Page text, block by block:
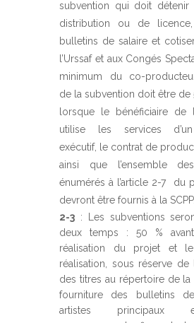
subvention qui doit
distribution ou de
bulletins de salaire et
l’Urssaf et aux Congés
minimum du co-
de la subvention doit être de
lorsque le bénéficiaire de
utilise les services
exécutif, le contrat de
ainsi que l’ensemble
énumérés à l’article 2-7 du
devront être fournis à la SCPP.
2-3 : Les subventions
deux temps : 50 %
réalisation du projet et
réalisation, sous réserve de
des titres au répertoire de la
fourniture des bulletins
artistes principaux